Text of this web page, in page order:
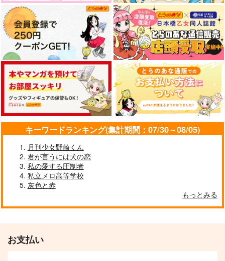
チャムチャムタイム
Asupara town
157円（税込）
ラギー×レオナ
サンプル
作品詳細
ロストマン
うたたね
1,572円（税込）
五条悟×伏黒恵
ソメイユの君へ
どらふるちーず桃
647円（税込）
大倶利伽羅×山姥切国広
キーワードランキング(集計期間：07/30～08/05)
月刊少女野崎くん
君が言うには犬の恋
私の愛する圧制者
私立メロ高等学校
灰色と赤
もっとみる
お支払い